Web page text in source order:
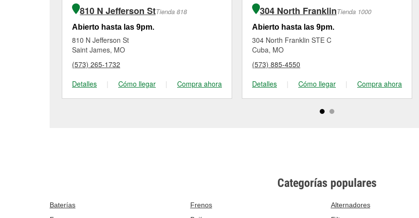
810 N Jefferson StTienda 818
Abierto hasta las 9pm.
810 N Jefferson St
Saint James, MO
(573) 265-1732
Detalles
| Cómo llegar | Compra ahora
304 North FranklinTienda 1000
Abierto hasta las 9pm.
304 North Franklin STE C
Cuba, MO
(573) 885-4550
Detalles
| Cómo llegar | Compra ahora
Categorías populares
Baterías Frenos Alternadores